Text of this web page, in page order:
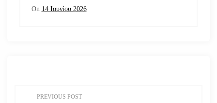
On 14 Ιουνίου 2026
PREVIOUS POST